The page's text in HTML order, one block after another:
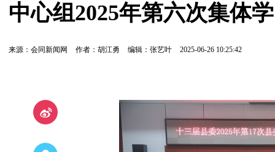
中心组2025年第六次集体
来源：会同新闻网 作者：胡江勇 编辑：张艺叶 2025-06-26 10:25:42